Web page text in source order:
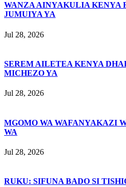
WANZA AINYAKULIA KENYA
JUMUIYA YA
Jul 28, 2026
SEREM AILETEA KENYA
MICHEZO YA
Jul 28, 2026
MGOMO WA WAFANYAKAZI
WA
Jul 28, 2026
RUKU: SIFUNA BADO SI